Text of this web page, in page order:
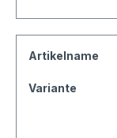
Artikelname
Variante